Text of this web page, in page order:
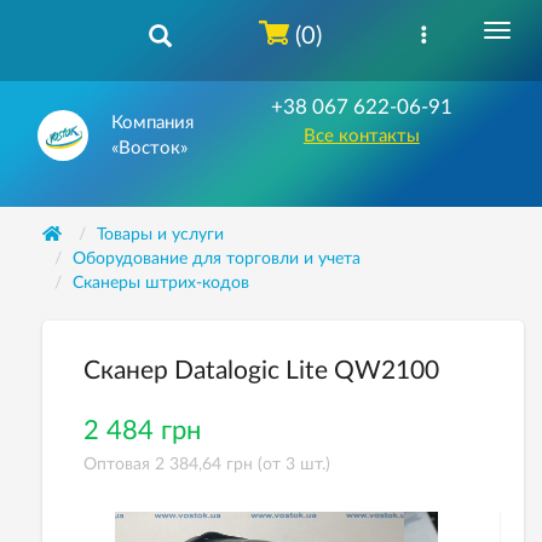
Компания
«Восток»
+38 067 622-06-91
Все контакты
(0)
Товары и услуги
Оборудование для торговли и учета
Сканеры штрих-кодов
Сканер Datalogic Lite QW2100
2 484 грн
Оптовая 2 384,64 грн (от 3 шт.)